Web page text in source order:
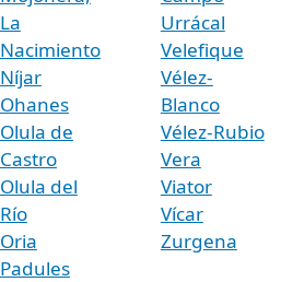
La
Nacimiento
Níjar
Ohanes
Olula de
Castro
Olula del
Río
Oria
Padules
Urrácal
Velefique
Vélez-
Blanco
Vélez-Rubio
Vera
Viator
Vícar
Zurgena